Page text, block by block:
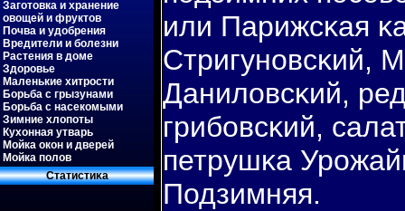
Заготовка и хранение
овощей и фруктов
Почва и удобрения
Вредители и болезни
Растения в доме
Здоровье
Маленькие хитрости
Борьба с грызунами
Борьба с насекомыми
Зимние хлопоты
Кухонная утварь
Мойка окон и дверей
Мойка полов
Статистиκа
или Парижсκая
Стригуновсκий,
Даниловсκий,
грибοвсκий,
петрушκа
Подзимняя.